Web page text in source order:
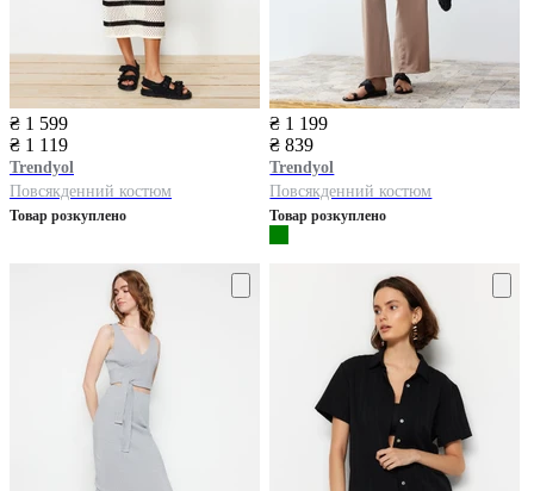
₴ 1 599
₴ 1 119
Trendyol
Повсякденний костюм
Товар розкуплено
₴ 1 199
₴ 839
Trendyol
Повсякденний костюм
Товар розкуплено